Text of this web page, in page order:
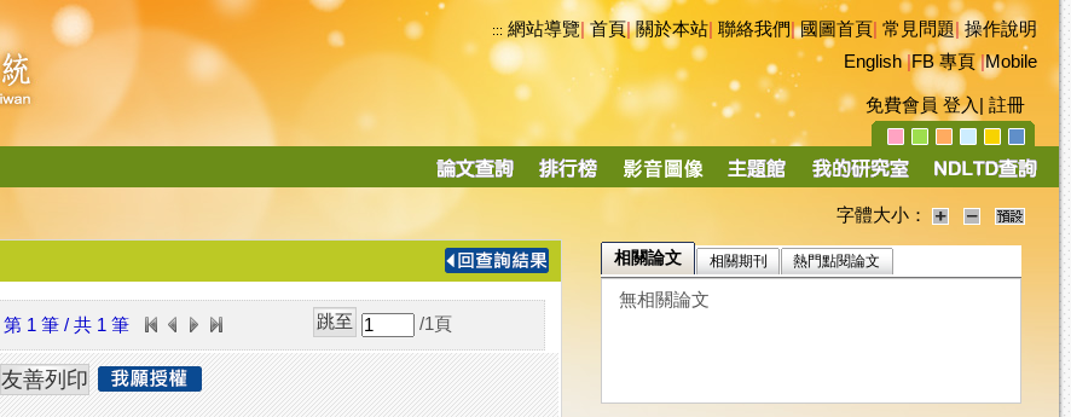
::: 網站導覽|首頁|關於本站 聯絡我們|國圖首頁 常見問題|操作說明
English|FB 專頁|Mobile
免費會員 登入 註冊
導
字體大小：
第 1 筆 / 共 1 筆 /1 頁
相關論文 相關期刊 熱門點閱論文
無相關論文